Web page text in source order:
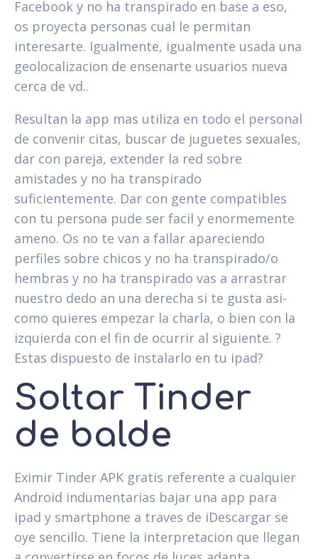
Facebook y no ha transpirado en base a eso,
os proyecta personas cual le permitan
interesarte. Igualmente, igualmente usada una
geolocalizacion de ensenarte usuarios nueva
cerca de vd..
Resultan la app mas utiliza en todo el personal
de convenir citas, buscar de juguetes sexuales,
dar con pareja, extender la red sobre
amistades y no ha transpirado
suficientemente. Dar con gente compatibles
con tu persona pude ser facil y enormemente
ameno. Os no te van a fallar apareciendo
perfiles sobre chicos y no ha transpirado/o
hembras y no ha transpirado vas a arrastrar
nuestro dedo an una derecha si te gusta asi­
como quieres empezar la charla, o bien con la
izquierda con el fin de ocurrir al siguiente. ?
Estas dispuesto de instalarlo en tu ipad?
Soltar Tinder
de balde
Eximir Tinder APK gratis referente a cualquier
Android indumentarias bajar una app para
ipad y smartphone a traves de iDescargar se
oye sencillo. Tiene la interpretacion que llegan